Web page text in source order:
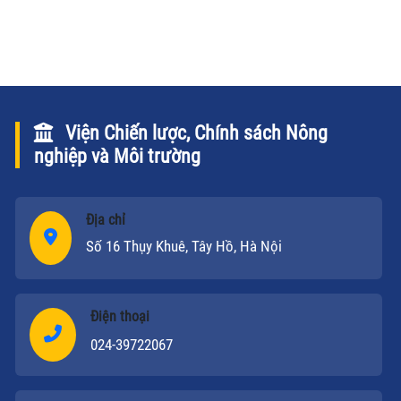
Viện Chiến lược, Chính sách Nông
nghiệp và Môi trường
Địa chỉ
Số 16 Thụy Khuê, Tây Hồ, Hà Nội
Điện thoại
024-39722067